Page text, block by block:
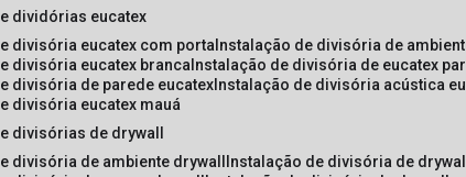
dividórias eucatex
divisória eucatex com porta instalação de divisória de
divisória eucatex branca instalação de divisória de eucatex
divisória de parede eucatex instalação de divisória acústica
divisória eucatex mauá
divisórias de drywall
divisória de ambiente drywall
instalação de divisória de